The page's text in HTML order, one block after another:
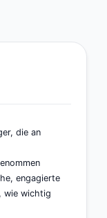
die an
engagierte
wie wichtig